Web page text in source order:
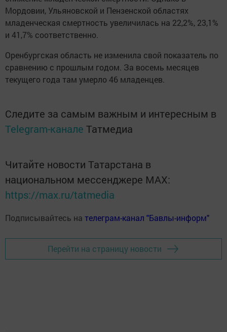
Мордовии, Ульяновской и Пензенской областях
младенческая смертность увеличилась на 22,2%, 23,1%
и 41,7% соответственно.
Оренбургская область не изменила свой показатель по
сравнению с прошлым годом. За восемь месяцев
текущего года там умерло 46 младенцев.
Следите за самым важным и интересным в
Telegram-канале Татмедиа
Читайте новости Татарстана в
национальном мессенджере MАХ:
https://max.ru/tatmedia
Подписывайтесь на телеграм-канал "Бавлы-информ"
Перейти на страницу новости